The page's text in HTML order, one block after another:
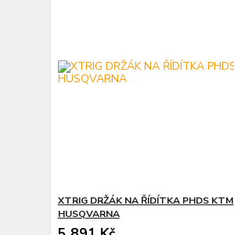
XTRIG DRŽÁK NA ŘÍDÍTKA PHDS KTM
HUSQVARNA